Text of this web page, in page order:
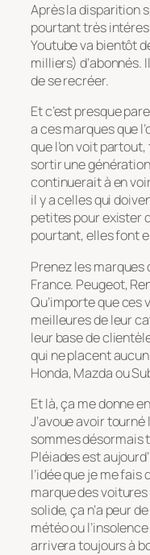
Après la disparition
pourtant très
Youtube va bientôt
milliers) d’abonnés.
de se recréer.
Et c’est presque
a ces marques que
que l’on voit
sortir une
continuerait à en
il y a celles qui
petites pour exister
pourtant, elles font
Prenez les marques
France. Peugeot,
Qu’importe que ces
meilleures de leur
leur base de
qui ne placent
Honda, Mazda ou
Et là, ça me donne
J’avoue avoir tourné
sommes désormais
Pléiades est
l’idée que je me fais
marque des voitures
solide, ça n’a peur
météo ou
arrivera toujours à